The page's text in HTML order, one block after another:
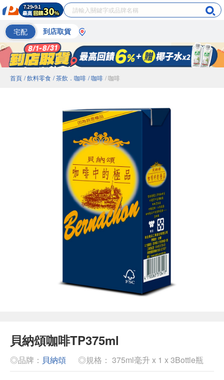
宅配 到店取貨
首頁 / 飲料零食 / 茶飲．咖啡 / 咖啡 / 咖啡
貝納頌咖啡TP375ml
◎品牌： 貝納頌 ◎規格： 375ml毫升 x 1 x 3Bottle瓶